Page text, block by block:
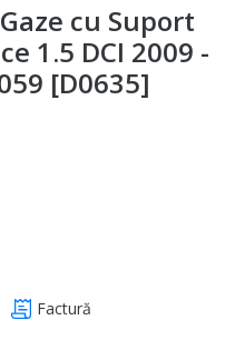
cu Suport
1.5 DCI 2009 -
[D0635]
Factură